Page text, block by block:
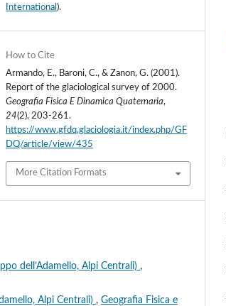
International ).
How to Cite
Armando, E., Baroni, C., & Zanon, G. (2001).
Report of the glaciological survey of 2000.
Geografia Fisica E Dinamica Quaternaria,
24(2), 203-261.
https://www.gfdq.glaciologia.it/index.php/GF
DQ/article/view/435
More Citation Formats
dell’Adamello, Alpi Centrali) ,
Alpi Centrali) , Geografia Fisica e